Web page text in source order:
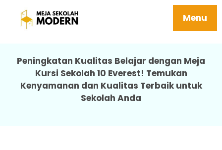
Menu
Meja Sekolah Smp Awet Mudah Dipasang
Peningkatan Kualitas Belajar dengan Meja
Kursi Sekolah 10 Everest! Temukan
Kenyamanan dan Kualitas Terbaik untuk
Sekolah Anda